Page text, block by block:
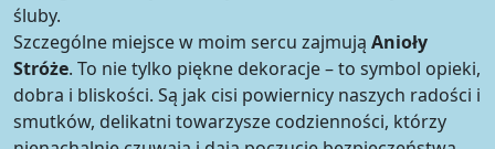
śluby.
Szczególne miejsce w moim sercu zajmują Anioły
Stróże. To nie tylko piękne dekoracje – to symbol opieki,
dobra i bliskości. Są jak cisi powiernicy naszych radości i
smutków, delikatni towarzysze codzienności, którzy